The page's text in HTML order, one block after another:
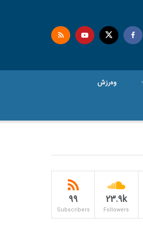
وەرزش
23.9k
Followers
99
Subscribers